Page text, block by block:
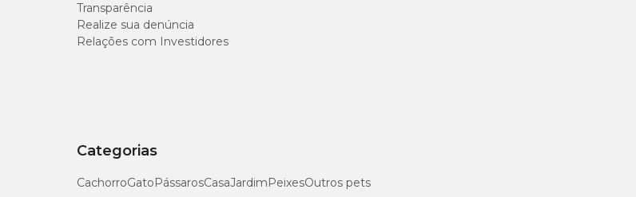
Transparência
Realize sua denúncia
Relações com Investidores
Categorias
CachorroGatoPássarosCasaJardimPeixesOutros pets